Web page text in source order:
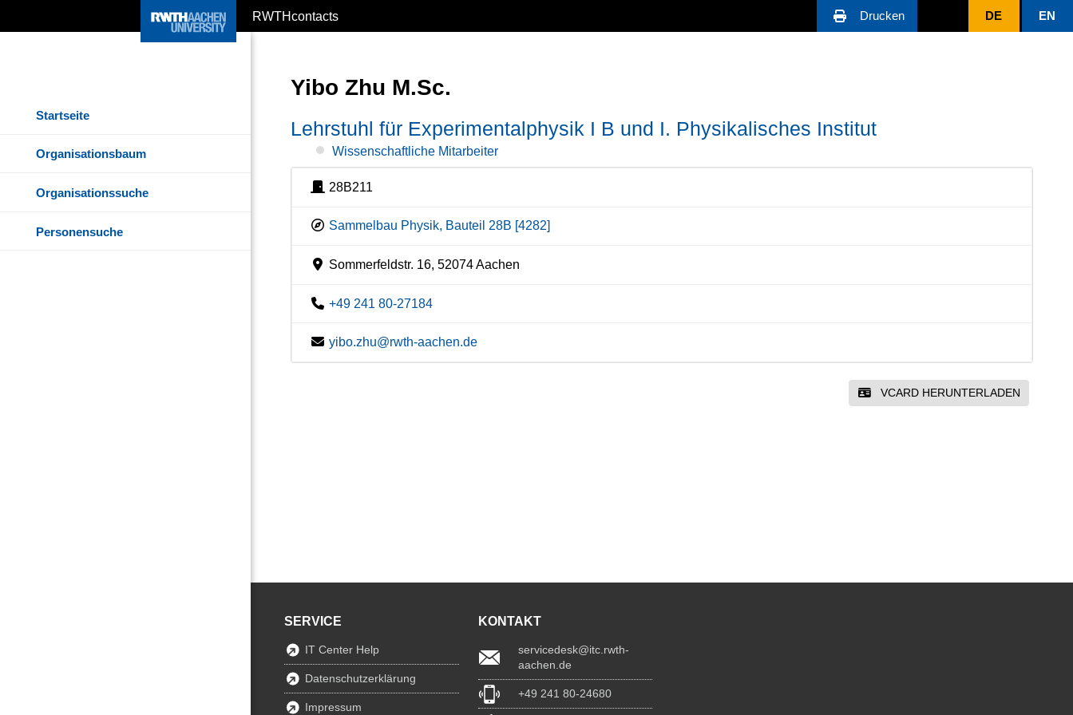
RWTHcontacts Drucken DE EN
Startseite
Organisationsbaum
Organisationssuche
Personensuche
Yibo Zhu M.Sc.
Lehrstuhl für Experimentalphysik I B und I. Physikalisches Institut
Wissenschaftliche Mitarbeiter
28B211
Sammelbau Physik, Bauteil 28B [4282]
Sommerfeldstr. 16, 52074 Aachen
+49 241 80-27184
yibo.zhu@rwth-aachen.de
VCARD HERUNTERLADEN
SERVICE
IT Center Help
Datenschutzerklärung
Impressum
KONTAKT
servicedesk@itc.rwth-
aachen.de
+49 241 80-24680